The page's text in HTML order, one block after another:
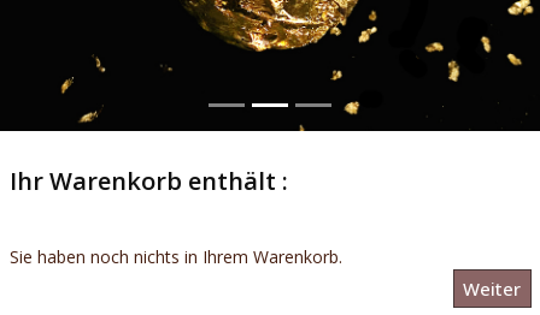
Ihr Warenkorb enthält :
Sie haben noch nichts in Ihrem Warenkorb.
Weiter